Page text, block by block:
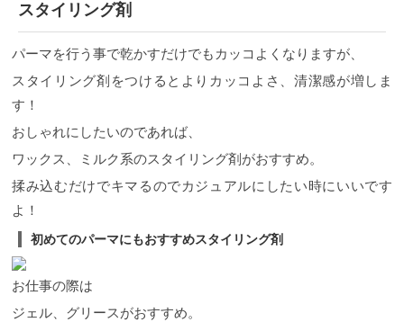
スタイリング剤
パーマを行う事で乾かすだけでもカッコよくなりますが、
スタイリング剤をつけるとよりカッコよさ、清潔感が増しま
す！
おしゃれにしたいのであれば、
ワックス、ミルク系のスタイリング剤がおすすめ。
揉み込むだけでキマるのでカジュアルにしたい時にいいです
よ！
初めてのパーマにもおすすめスタイリング剤
お仕事の際は
ジェル、グリースがおすすめ。